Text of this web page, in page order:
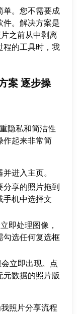
单。您不需要成
件。解决方案是
片之前从中剥离
程的工具时，我
案 逐步操
隐私和简洁性
起来非常简
进入主页。
分享的照片拖到
手机中选择文
即处理图像，
勾选任何复选框
会立即出现。点
数据的照片版
照片分享流程